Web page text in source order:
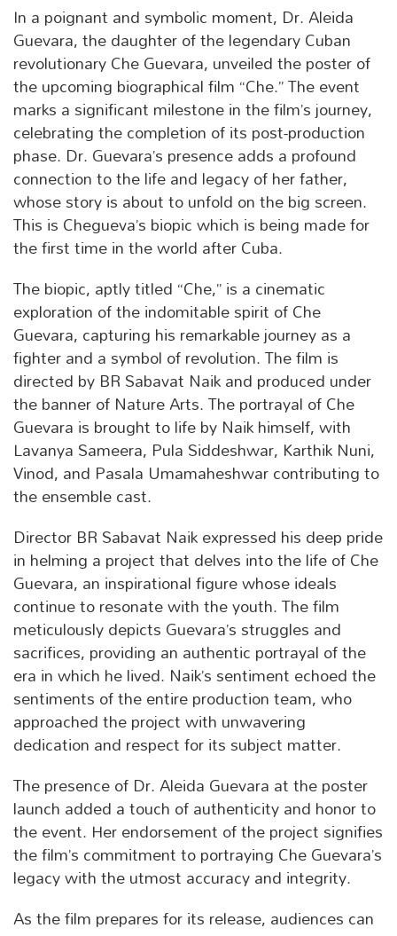
In a poignant and symbolic moment, Dr. Aleida
Guevara, the daughter of the legendary Cuban
revolutionary Che Guevara, unveiled the poster of
the upcoming biographical film “Che.” The event
marks a significant milestone in the film’s journey,
celebrating the completion of its post-production
phase. Dr. Guevara’s presence adds a profound
connection to the life and legacy of her father,
whose story is about to unfold on the big screen.
This is Chegueva’s biopic which is being made for
the first time in the world after Cuba.
The biopic, aptly titled “Che,” is a cinematic
exploration of the indomitable spirit of Che
Guevara, capturing his remarkable journey as a
fighter and a symbol of revolution. The film is
directed by BR Sabavat Naik and produced under
the banner of Nature Arts. The portrayal of Che
Guevara is brought to life by Naik himself, with
Lavanya Sameera, Pula Siddeshwar, Karthik Nuni,
Vinod, and Pasala Umamaheshwar contributing to
the ensemble cast.
Director BR Sabavat Naik expressed his deep pride
in helming a project that delves into the life of Che
Guevara, an inspirational figure whose ideals
continue to resonate with the youth. The film
meticulously depicts Guevara’s struggles and
sacrifices, providing an authentic portrayal of the
era in which he lived. Naik’s sentiment echoed the
sentiments of the entire production team, who
approached the project with unwavering
dedication and respect for its subject matter.
The presence of Dr. Aleida Guevara at the poster
launch added a touch of authenticity and honor to
the event. Her endorsement of the project signifies
the film’s commitment to portraying Che Guevara’s
legacy with the utmost accuracy and integrity.
As the film prepares for its release, audiences can